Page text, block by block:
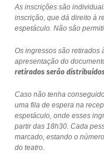
As inscrições são
inscrição, que dá direito à
espetáculo. Não são
Os ingressos são retirados
apresentação do
retirados serão
Caso não tenha
uma fila de espera na
espetáculo, onde esses
partir das 18h30. Cada
marcado, estando o
do teatro.